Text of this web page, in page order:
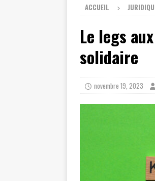
[
[
ACCUEIL
Le legs
solidaire
novembre 19, 2023